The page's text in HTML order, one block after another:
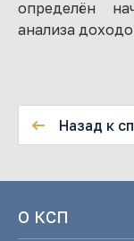
определён
анализа
Назад к
О КСП